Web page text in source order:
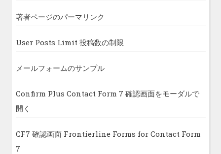
著者ページのパーマリンク
User Posts Limit 投稿数の制限
メールフォームのサンプル
Confirm Plus Contact Form 7 確認画面をモーダルで
開く
CF7 確認画面 Frontierline Forms for Contact Form
7